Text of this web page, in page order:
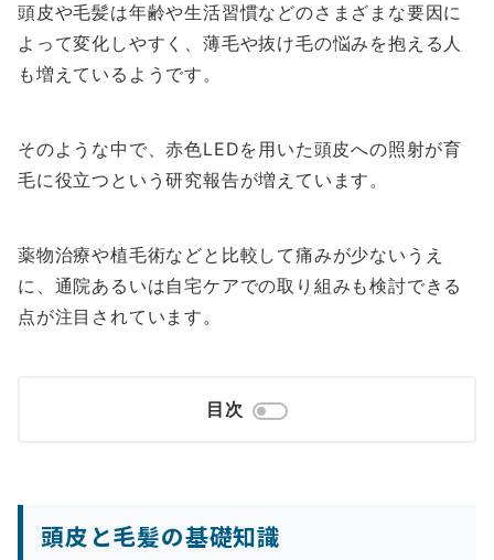
頭皮や毛髪は年齢や生活習慣などのさまざまな要因に
よって変化しやすく、薄毛や抜け毛の悩みを抱える人
も増えているようです。
そのような中で、赤色LEDを用いた頭皮への照射が育
毛に役立つという研究報告が増えています。
薬物治療や植毛術などと比較して痛みが少ないうえ
に、通院あるいは自宅ケアでの取り組みも検討できる
点が注目されています。
目次
頭皮と毛髪の基礎知識